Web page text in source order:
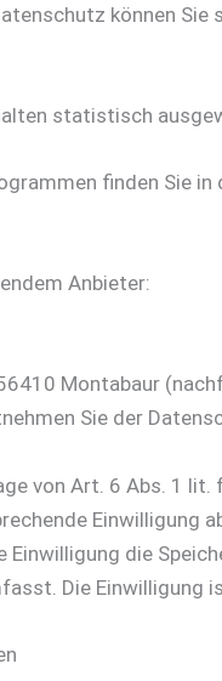
können Sie
statistisch
finden Sie
Anbieter:
Montabaur
Sie der
von Art. 6 Abs. 1
Einwilligung die
Die Einwilligung